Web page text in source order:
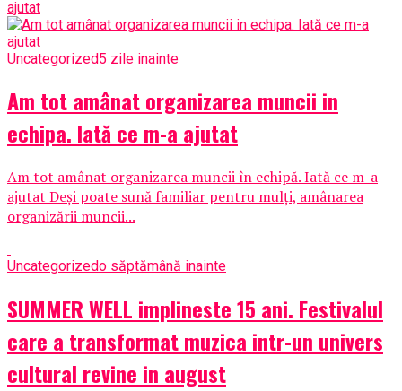
Uncategorized5 zile inainte
Am tot amânat organizarea muncii in
echipa. Iată ce m-a ajutat
Am tot amânat organizarea muncii în echipă. Iată ce m-a
ajutat Deși poate sună familiar pentru mulți, amânarea
organizării muncii...
Uncategorizedo săptămână inainte
SUMMER WELL implineste 15 ani. Festivalul
care a transformat muzica intr-un univers
cultural revine in august